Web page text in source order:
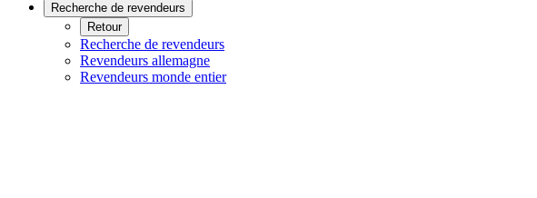
Recherche de revendeurs
Retour
Recherche de revendeurs
Revendeurs allemagne
Revendeurs monde entier